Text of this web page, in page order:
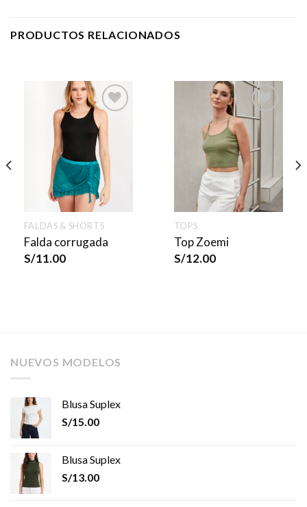
PRODUCTOS RELACIONADOS
FALDAS & SHORTS
Falda corrugada
S/11.00
TOPS
Top Zoemi
S/12.00
NUEVOS MODELOS
Blusa Suplex
S/15.00
Blusa Suplex
S/13.00